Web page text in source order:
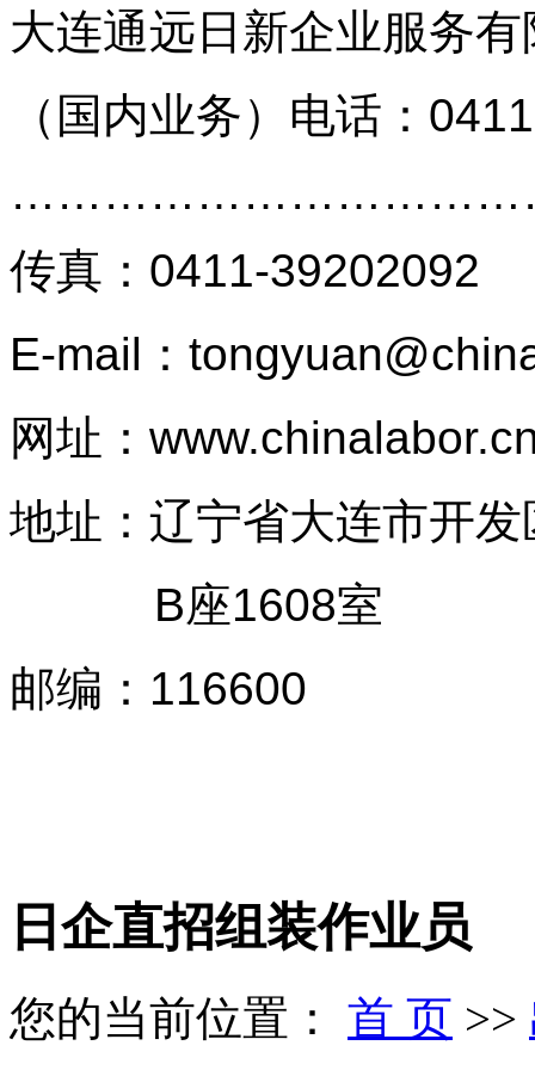
大连通远日新企业服务有
（国内业务） 电话：
传真 ： 0411-39202092
E-mail：
网址：
地址：辽宁省大连市开
B座1608室
邮编 ： 116600
日企直招组装作业员
您的当前位置： 首 页 >>